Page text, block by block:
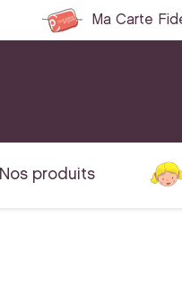
Ma Carte
Nos produits